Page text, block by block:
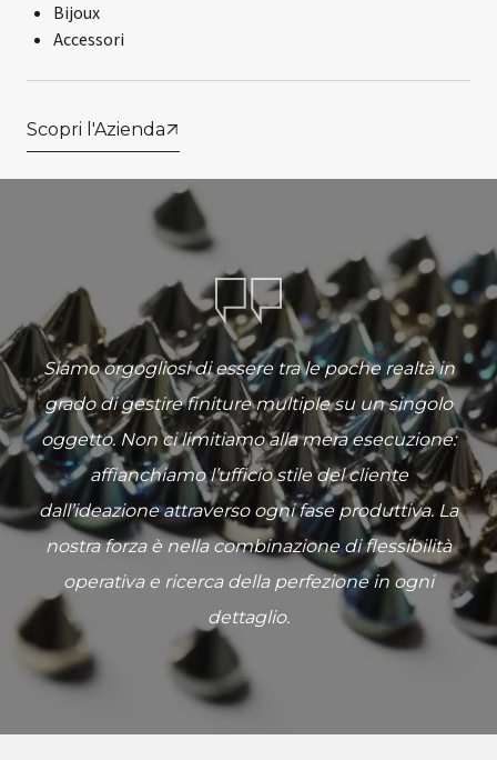
Bijoux
Accessori
Scopri l'Azienda
Siamo orgogliosi di essere tra le poche realtà in
grado di gestire finiture multiple su un singolo
oggetto. Non ci limitiamo alla mera esecuzione:
affianchiamo l’ufficio stile del cliente
dall’ideazione attraverso ogni fase produttiva. La
nostra forza è nella combinazione di flessibilità
operativa e ricerca della perfezione in ogni
dettaglio.